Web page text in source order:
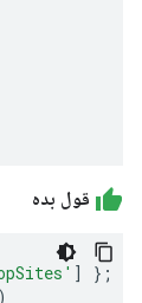
قول بده
]
};
)